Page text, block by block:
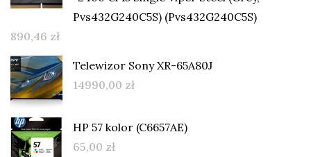
Pvs432G240C5S) (Pvs432G240C5S)
890,46 zł
Telewizor Sony XR-65A80J
14990,00 zł
HP 57 kolor (C6657AE)
65,00 zł